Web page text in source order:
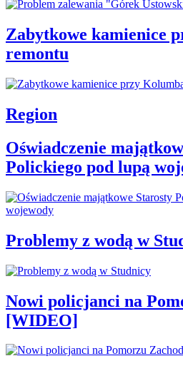
Zabytkowe kamienice
remontu
Region
Oświadczenie
Polickiego pod lupą
Problemy z wodą w
Nowi policjanci na
[WIDEO]